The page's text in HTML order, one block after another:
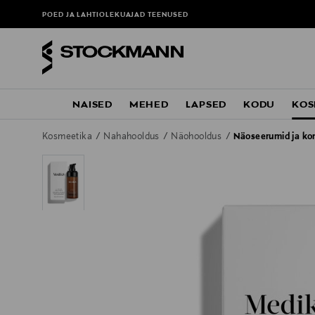
POED JA LAHTIOLEKUAJADTEENUSED
NAISED MEHED LAPSED KODU
Kosmeetika Nahahooldus Näohooldus Näoseerumid ja